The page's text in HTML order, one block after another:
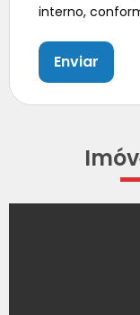
interno,
Enviar